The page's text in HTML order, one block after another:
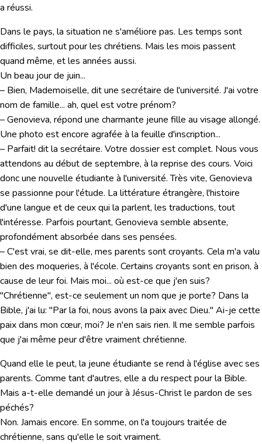
a réussi.
Dans le pays, la situation ne s'améliore pas. Les temps sont
difficiles, surtout pour les chrétiens. Mais les mois passent
quand même, et les années aussi.
Un beau jour de juin...
– Bien, Mademoiselle, dit une secrétaire de l'université. J'ai votre
nom de famille... ah, quel est votre prénom?
– Genovieva, répond une charmante jeune fille au visage allongé.
Une photo est encore agrafée à la feuille d'inscription...
– Parfait! dit la secrétaire. Votre dossier est complet. Nous vous
attendons au début de septembre, à la reprise des cours. Voici
donc une nouvelle étudiante à l'université. Très vite, Genovieva
se passionne pour l'étude. La littérature étrangère, l'histoire
d'une langue et de ceux qui la parlent, les traductions, tout
l'intéresse. Parfois pourtant, Genovieva semble absente,
profondément absorbée dans ses pensées.
– C'est vrai, se dit-elle, mes parents sont croyants. Cela m'a valu
bien des moqueries, à l'école. Certains croyants sont en prison, à
cause de leur foi. Mais moi... où est-ce que j'en suis?
"Chrétienne", est-ce seulement un nom que je porte? Dans la
Bible, j'ai lu: "Par la foi, nous avons la paix avec Dieu." Ai-je cette
paix dans mon cœur, moi? Je n'en sais rien. Il me semble parfois
que j'ai même peur d'être vraiment chrétienne.
Quand elle le peut, la jeune étudiante se rend à l'église avec ses
parents. Comme tant d'autres, elle a du respect pour la Bible.
Mais a-t-elle demandé un jour à Jésus-Christ le pardon de ses
péchés?
Non. Jamais encore. En somme, on l'a toujours traitée de
chrétienne, sans qu'elle le soit vraiment.